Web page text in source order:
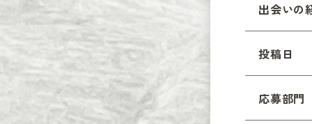
出会いの
投稿日
応募部門